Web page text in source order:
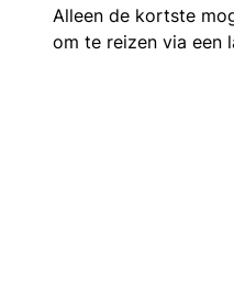
Alleen de kortste
om te reizen via een